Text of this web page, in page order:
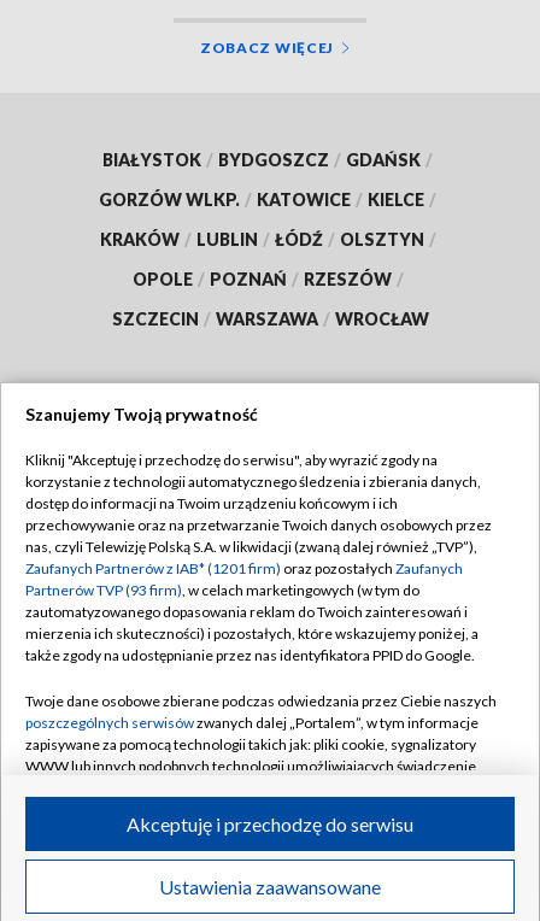
ZOBACZ WIĘCEJ
BIAŁYSTOK / BYDGOSZCZ / GDAŃSK /
GORZÓW WLKP. / KATOWICE / KIELCE /
KRAKÓW / LUBLIN / ŁÓDŹ / OLSZTYN /
OPOLE / POZNAŃ / RZESZÓW /
SZCZECIN / WARSZAWA / WROCŁAW
TVP
Abonament TVP
Emisja w TVP
Centrum informacji TVP
Naziemna Telewizja Cyfrowa
Rada Programowa
System NOS
Informacje o nadawcy
Program dla prasy
Ogłoszenie przetargowe
Regulamin TVP
Polityka prywatności
Moje zgody
Pomoc
Kontakt
Kanały
©2026 Telewizja Polska S.A. w likwidacji
Szanujemy Twoją prywatność
Kliknij "Akceptuję i przechodzę do serwisu", aby wyrazić zgody na
korzystanie z technologii automatycznego śledzenia i zbierania danych,
dostęp do informacji na Twoim urządzeniu końcowym i ich
przechowywanie oraz na przetwarzanie Twoich danych osobowych przez
nas, czyli Telewizję Polską S.A. w likwidacji (zwaną dalej również „TVP”),
Zaufanych Partnerów z IAB* (1201 firm) oraz pozostałych Zaufanych
Partnerów TVP (93 firm), w celach marketingowych (w tym do
zautomatyzowanego dopasowania reklam do Twoich zainteresowań i
mierzenia ich skuteczności) i pozostałych, które wskazujemy poniżej, a
także zgody na udostępnianie przez nas identyfikatora PPID do Google.
Twoje dane osobowe zbierane podczas odwiedzania przez Ciebie naszych
poszczególnych serwisówzwanych dalej „Portalem”, w tym informacje
zapisywane za pomocą technologii takich jak: pliki cookie, sygnalizatory
WWW lub innych podobnych technologii umożliwiających świadczenie
ruchu w Internecie.
Twoje dane osobowe zbierane podczas odwiedzania przez Ciebie
poszczególnych serwisówna Portalu, takie jak adresy IP, identyfikatory
Ustawienia zaawansowane
Akceptuję i przechodzę do serwisu